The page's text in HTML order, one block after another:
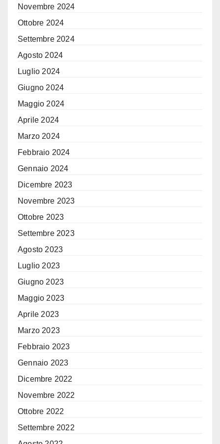
Novembre 2024
Ottobre 2024
Settembre 2024
Agosto 2024
Luglio 2024
Giugno 2024
Maggio 2024
Aprile 2024
Marzo 2024
Febbraio 2024
Gennaio 2024
Dicembre 2023
Novembre 2023
Ottobre 2023
Settembre 2023
Agosto 2023
Luglio 2023
Giugno 2023
Maggio 2023
Aprile 2023
Marzo 2023
Febbraio 2023
Gennaio 2023
Dicembre 2022
Novembre 2022
Ottobre 2022
Settembre 2022